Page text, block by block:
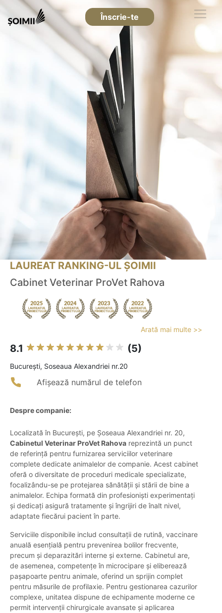
Înscrie-te
LAUREAT RANKING-UL ȘOIMII
Cabinet Veterinar ProVet Rahova
Arată mai multe >>
8.1 (5)
Bucureşti, Soseaua Alexandriei nr.20
Afișează numărul de telefon
Despre companie:
Localizată în București, pe Șoseaua Alexandriei nr. 20,
Cabinetul Veterinar ProVet Rahova reprezintă un punct
de referință pentru furnizarea serviciilor veterinare
complete dedicate animalelor de companie. Acest cabinet
oferă o diversitate de proceduri medicale specializate,
focalizându-se pe protejarea sănătății și stării de bine a
animalelor. Echipa formată din profesioniști experimentați
și dedicați asigură tratamente și îngrijiri de înalt nivel,
adaptate fiecărui pacient în parte.
Serviciile disponibile includ consultații de rutină, vaccinare
anuală esențială pentru prevenirea bolilor frecvente,
precum și deparazitări interne și externe. Cabinetul are,
de asemenea, competențe în microcipare și eliberează
pașapoarte pentru animale, oferind un sprijin complet
pentru măsurile de profilaxie. Pentru gestionarea cazurilor
complexe, unitatea dispune de echipamente moderne ce
permit intervenții chirurgicale avansate și aplicarea